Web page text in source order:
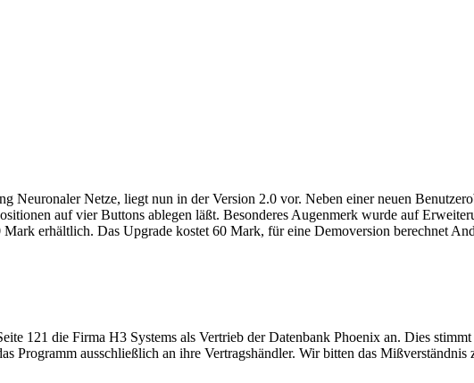
Neuronaler Netze, liegt nun in der Version 2.0 vor. Neben einer neuen
auf vier Buttons ablegen läßt. Besonderes Augenmerk wurde auf
erhältlich. Das Upgrade kostet 60 Mark, für eine Demoversion berechnet
121 die Firma H3 Systems als Vertrieb der Datenbank Phoenix an. Dies
Programm ausschließlich an ihre Vertragshändler. Wir bitten das Mißverständnis